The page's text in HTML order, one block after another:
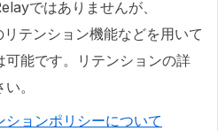
ではありませんが、
テンション機能などを用いて
能です。リテンションの詳
。
ションポリシーについて